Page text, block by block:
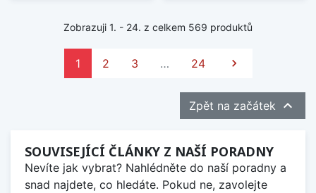
Zobrazuji 1. - 24. z celkem 569 produktů
1 2 3 … 24 Další

Zpět na začátek 
SOUVISEJÍCÍ ČLÁNKY Z NAŠÍ PORADNY
Nevíte jak vybrat? Nahlédněte do naší poradny a
snad najdete, co hledáte. Pokud ne, zavolejte